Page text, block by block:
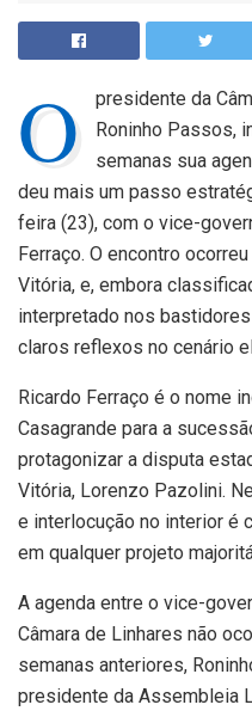
O presidente da
Roninho Passos,
semanas sua
deu mais um passo
feira (23), com o vice-
Ferraço. O encontro ocorreu
Vitória, e, embora
interpretado nos
claros reflexos no cenário
Ricardo Ferraço é o nome
Casagrande para a
protagonizar a disputa
Vitória, Lorenzo Pazolini.
e interlocução no interior é
em qualquer projeto
A agenda entre o vice-
Câmara de Linhares não
semanas anteriores,
presidente da Assembleia